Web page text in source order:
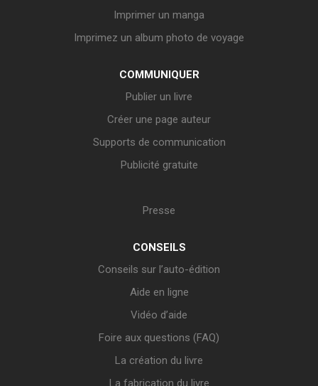
Imprimer un manga
Imprimez un album photo de voyage
COMMUNIQUER
Publier un livre
Créer une page auteur
Supports de communication
Publicité gratuite
Presse
CONSEILS
Conseils sur l’auto-édition
Aide en ligne
Vidéo d’aide
Foire aux questions (FAQ)
La création du livre
La fabrication du livre